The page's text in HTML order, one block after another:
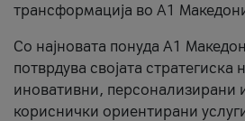
трансформација во А1
Со најновата понуда А1
потврдува својата
иновативни, персонализирани
кориснички ориентирани